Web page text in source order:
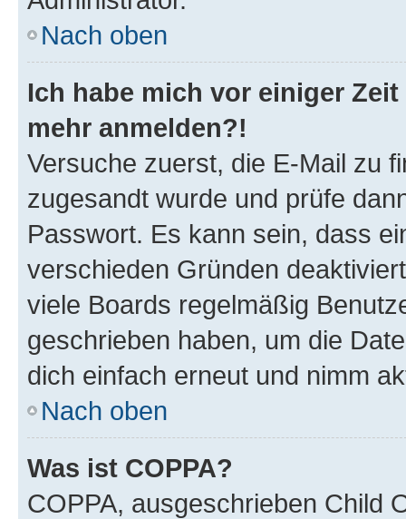
Nach oben
Ich habe mich vor einiger
mehr anmelden?!
Versuche zuerst, die E-Mail zu
zugesandt wurde und prüfe
Passwort. Es kann sein, dass
verschieden Gründen
viele Boards regelmäßig
geschrieben haben, um die
dich einfach erneut und nimm
Nach oben
Was ist COPPA?
COPPA, ausgeschrieben Child